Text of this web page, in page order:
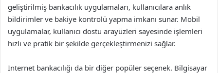
geliştirilmiş bankacılık uygulamaları, kullanıcılara anlık
bildirimler ve bakiye kontrolü yapma imkanı sunar. Mobil
uygulamalar, kullanıcı dostu arayüzleri sayesinde işlemleri
hızlı ve pratik bir şekilde gerçekleştirmenizi sağlar.
Internet bankacılığı da bir diğer popüler seçenek. Bilgisayar